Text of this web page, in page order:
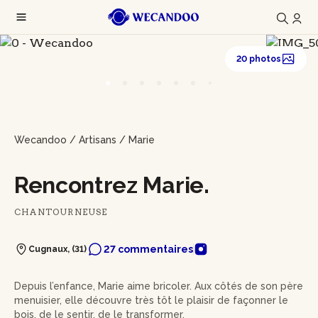
20 photos
Wecandoo / Artisans / Marie
Rencontrez Marie.
CHANTOURNEUSE
Cugnaux, (31) 27 commentaires
Depuis l’enfance, Marie aime bricoler. Aux côtés de son père
menuisier, elle découvre très tôt le plaisir de façonner le
bois, de le sentir, de le transformer.